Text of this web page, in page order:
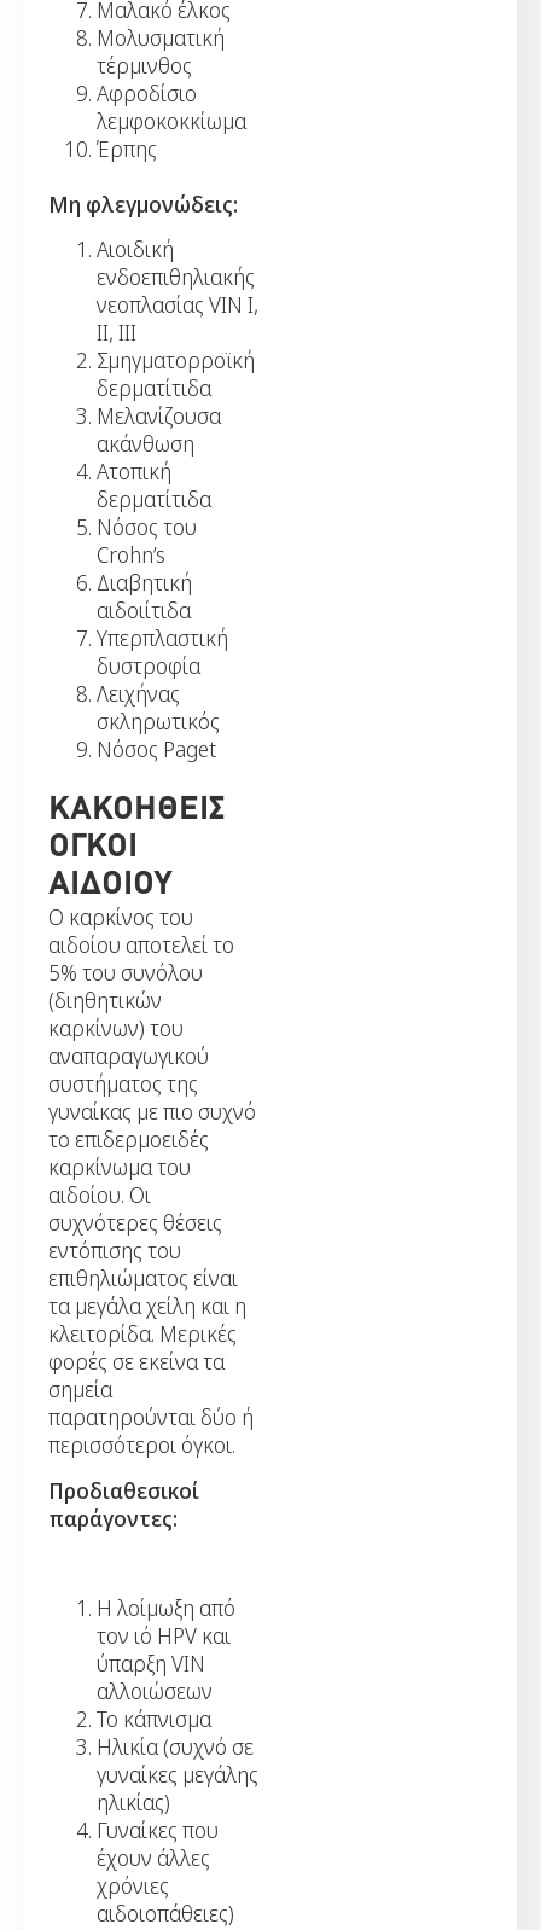
Μαλακό έλκος
Μολυσματική
τέρμινθος
Αφροδίσιο
λεμφοκοκκίωμα
Έρπης
Μη φλεγμονώδεις:
Αιοιδική
ενδοεπιθηλιακής
νεοπλασίας VIN I,
II, III
Σμηγματορροϊκή
δερματίτιδα
Μελανίζουσα
ακάνθωση
Ατοπική
δερματίτιδα
Νόσος του
Crohn’s
Διαβητική
αιδοιίτιδα
Υπερπλαστική
δυστροφία
Λειχήνας
σκληρωτικός
Νόσος Paget
ΚΑΚΟΗΘΕΙΣ
ΟΓΚΟΙ
ΑΙΔΟΙΟΥ
Ο καρκίνος του
αιδοίου αποτελεί το
5% του συνόλου
(διηθητικών
καρκίνων) του
αναπαραγωγικού
συστήματος της
γυναίκας με πιο συχνό
το επιδερμοειδές
καρκίνωμα του
αιδοίου. Οι
συχνότερες θέσεις
εντόπισης του
επιθηλιώματος είναι
τα μεγάλα χείλη και η
κλειτορίδα. Μερικές
φορές σε εκείνα τα
σημεία
παρατηρούνται δύο ή
περισσότεροι όγκοι.
Προδιαθεσικοί
παράγοντες:
Η λοίμωξη από
τον ιό HPV και
ύπαρξη VIN
αλλοιώσεων
Το κάπνισμα
Ηλικία (συχνό σε
γυναίκες μεγάλης
ηλικίας)
Γυναίκες που
έχουν άλλες
χρόνιες
αιδοιοπάθειες)